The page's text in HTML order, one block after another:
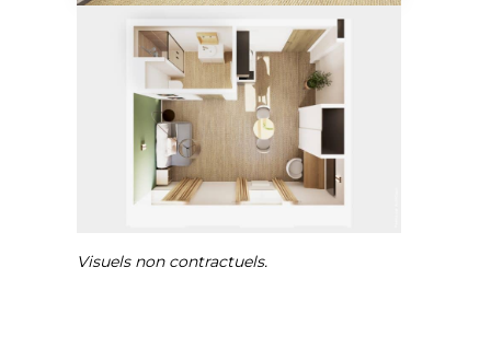
Visuels non contractuels.